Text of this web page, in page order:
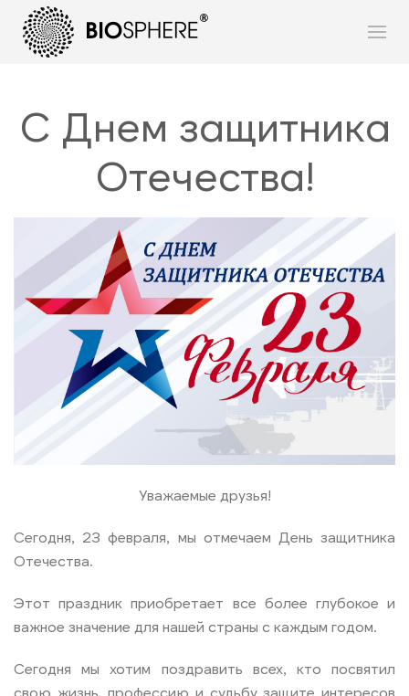
С Днем защитника
Отечества!
Уважаемые друзья!
Сегодня, 23 февраля, мы отмечаем День защитника
Отечества.
Этот праздник приобретает все более глубокое и
важное значение для нашей страны с каждым годом.
Сегодня мы хотим поздравить всех, кто посвятил
свою жизнь, профессию и судьбу защите интересов